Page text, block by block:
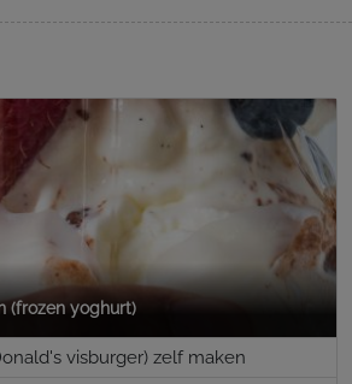
(frozen yoghurt)
visburger) zelf maken